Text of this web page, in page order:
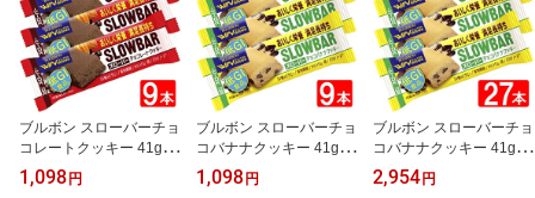
ブルボン スローバーチョ
コレートクッキー 41g 9
本セット 全国一律送料無
料
1,098円
ブルボン スローバーチョ
コバナナクッキー 41g 9
本セット 全国一律送料無
料
1,098円
ブルボン スローバーチョ
コバナナクッキー 41g ×
27本セット 全国一律送
料無料
2,954円